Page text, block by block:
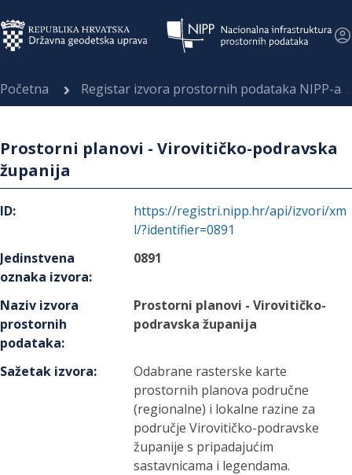
Početna Registar izvora prostornih podataka NIPP-a
Prostorni planovi - Virovitičko-podravska
županija
ID:
https://registri.nipp.hr/api/izvori/xm
l/?identifier=0891
Jedinstvena
oznaka izvora:
0891
Naziv izvora
prostornih
podataka:
Prostorni planovi - Virovitičko-
podravska županija
Sažetak izvora:
Odabrane rasterske karte
prostornih planova područne
(regionalne) i lokalne razine za
područje Virovitičko-podravske
županije s pripadajućim
sastavnicama i legendama.